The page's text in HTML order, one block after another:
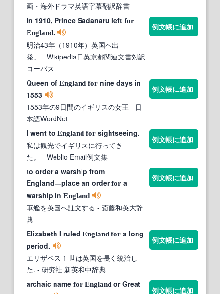
画・海外ドラマ英語字幕翻訳辞書
In 1910, Prince Sadanaru left for
England.
明治43年（1910年）英国へ出
発。
- Wikipedia日英京都関連文書対訳
コーパス
例文帳に追加
Queen of England for nine days in
1553
1553年の9日間のイギリスの女王 - 日
本語WordNet
例文帳に追加
I went to England for sightseeing.
私は観光でイギリスに行ってき
た。
- Weblio Email例文集
例文帳に追加
to order a warship from
England―place an orderfor a
warship in England
軍艦を英国へ註文する - 斎藤和英大辞
典
例文帳に追加
Elizabeth I ruled England for a long
period.
エリザベス 1 世は英国を長く統治し
た. - 研究社 新英和中辞典
例文帳に追加
archaic name for England or Great
例文帳に追加